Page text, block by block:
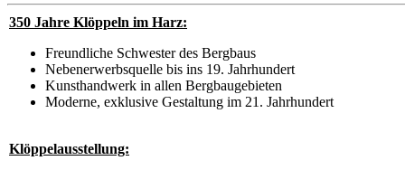
350 Jahre Klöppeln im Harz:
Freundliche Schwester des Bergbaus
Nebenerwerbsquelle bis ins 19. Jahrhundert
Kunsthandwerk in allen Bergbaugebieten
Moderne, exklusive Gestaltung im 21. Jahrhundert
Klöppelausstellung: